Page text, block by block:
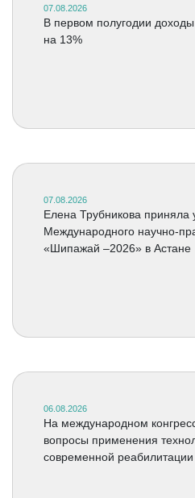
07.08.2026
В первом полугодии
на 13%
07.08.2026
Елена Трубникова приняла
Международного научно-
«Шипажай –2026» в Астане
06.08.2026
На международном
вопросы применения
современной реабилитации